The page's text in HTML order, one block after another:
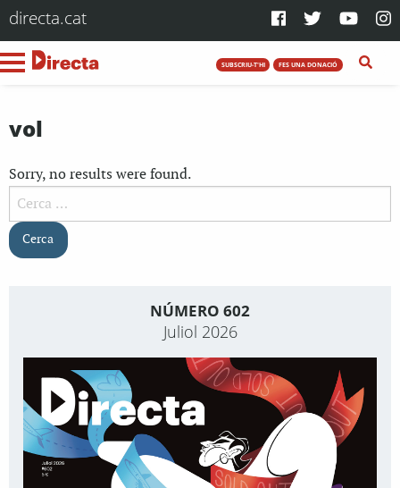
directa.cat
SUBSCRIU-T'HI FES UNA DONACIÓ
vol
Sorry, no results were found.
Cerca:
NÚMERO 602
Juliol 2026